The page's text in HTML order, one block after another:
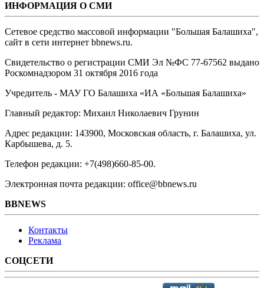
ИНФОРМАЦИЯ О СМИ
Сетевое средство массовой информации "Большая Балашиха",
сайт в сети интернет bbnews.ru.
Свидетельство о регистрации СМИ Эл №ФС ‎77-67562 выдано
Роскомнадзором 31 октября 2016 года
Учредитель - МАУ ГО Балашиха «ИА «Большая Балашиха»
Главный редактор: Михаил Николаевич Грунин
Адрес редакции: 143900, Московская область, г. Балашиха, ул.
Карбышева, д. 5.
Телефон редакции: +7(498)660-85-00.
Электронная почта редакции: office@bbnews.ru
BBNEWS
Контакты
Реклама
СОЦСЕТИ